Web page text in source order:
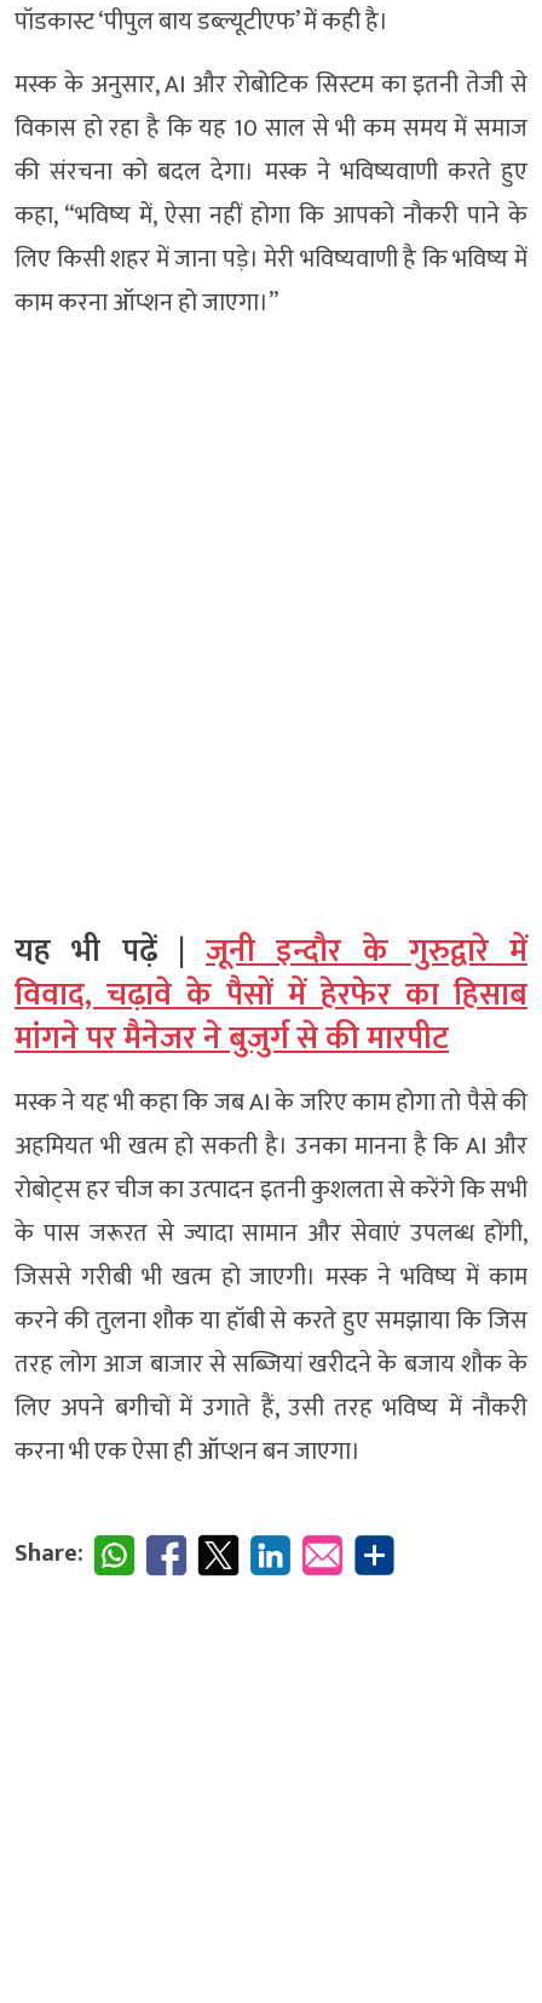
पॉडकास्ट ‘पीपुल बाय डब्ल्यूटीएफ’ में कही है।
मस्क के अनुसार, AI और रोबोटिक सिस्टम का इतनी तेजी से
विकास हो रहा है कि यह 10 साल से भी कम समय में समाज
की संरचना को बदल देगा। मस्क ने भविष्यवाणी करते हुए
कहा, “भविष्य में, ऐसा नहीं होगा कि आपको नौकरी पाने के
लिए किसी शहर में जाना पड़े। मेरी भविष्यवाणी है कि भविष्य में
काम करना ऑप्शन हो जाएगा।”
यह भी पढ़ें | जूनी इन्दौर के गुरुद्वारे में
विवाद, चढ़ावे के पैसों में हेरफेर का हिसाब
मांगने पर मैनेजर ने बुजुर्ग से की मारपीट
मस्क ने यह भी कहा कि जब AI के जरिए काम होगा तो पैसे की
अहमियत भी खत्म हो सकती है। उनका मानना है कि AI और
रोबोट्स हर चीज का उत्पादन इतनी कुशलता से करेंगे कि सभी
के पास जरूरत से ज्यादा सामान और सेवाएं उपलब्ध होंगी,
जिससे गरीबी भी खत्म हो जाएगी। मस्क ने भविष्य में काम
करने की तुलना शौक या हॉबी से करते हुए समझाया कि जिस
तरह लोग आज बाजार से सब्जियां खरीदने के बजाय शौक के
लिए अपने बगीचों में उगाते हैं, उसी तरह भविष्य में नौकरी
करना भी एक ऐसा ही ऑप्शन बन जाएगा।
Share: